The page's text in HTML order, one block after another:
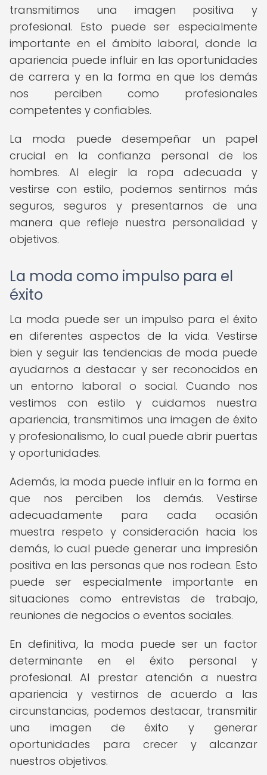
transmitimos una imagen positiva y
profesional. Esto puede ser especialmente
importante en el ámbito laboral, donde la
apariencia puede influir en las oportunidades
de carrera y en la forma en que los demás
nos perciben como profesionales
competentes y confiables.
La moda puede desempeñar un papel
crucial en la confianza personal de los
hombres. Al elegir la ropa adecuada y
vestirse con estilo, podemos sentirnos más
seguros, seguros y presentarnos de una
manera que refleje nuestra personalidad y
objetivos.
La moda como impulso para el
éxito
La moda puede ser un impulso para el éxito
en diferentes aspectos de la vida. Vestirse
bien y seguir las tendencias de moda puede
ayudarnos a destacar y ser reconocidos en
un entorno laboral o social. Cuando nos
vestimos con estilo y cuidamos nuestra
apariencia, transmitimos una imagen de éxito
y profesionalismo, lo cual puede abrir puertas
y oportunidades.
Además, la moda puede influir en la forma en
que nos perciben los demás. Vestirse
adecuadamente para cada ocasión
muestra respeto y consideración hacia los
demás, lo cual puede generar una impresión
positiva en las personas que nos rodean. Esto
puede ser especialmente importante en
situaciones como entrevistas de trabajo,
reuniones de negocios o eventos sociales.
En definitiva, la moda puede ser un factor
determinante en el éxito personal y
profesional. Al prestar atención a nuestra
apariencia y vestirnos de acuerdo a las
circunstancias, podemos destacar, transmitir
una imagen de éxito y generar
oportunidades para crecer y alcanzar
nuestros objetivos.